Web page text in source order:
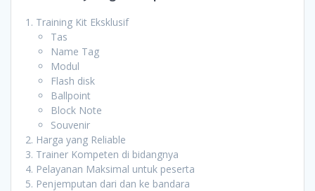
Training Kit Eksklusif
Tas
Name Tag
Modul
Flash disk
Ballpoint
Block Note
Souvenir
Harga yang Reliable
Trainer Kompeten di bidangnya
Pelayanan Maksimal untuk peserta
Penjemputan dari dan ke bandara